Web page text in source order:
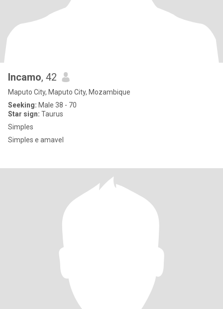
Incamo, 42
Maputo City, Maputo City, Mozambique
Seeking: Male 38 - 70
Star sign: Taurus
Simples
Simples e amavel